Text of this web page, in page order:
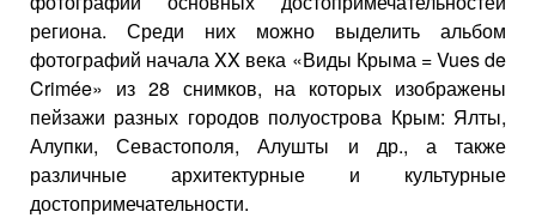
региона. Среди них можно выделить альбом
фотографий начала XX века «Виды Крыма = Vues de
Crimée» из 28 снимков, на которых изображены
пейзажи разных городов полуострова Крым: Ялты,
Алупки, Севастополя, Алушты и др., а также
различные архитектурные и культурные
достопримечательности.